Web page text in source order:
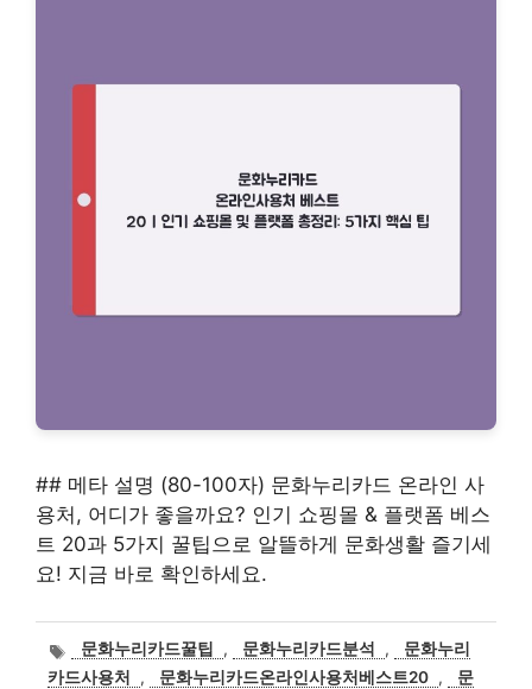
## 메타 설명 (80-100자) 문화누리카드 온라인 사
용처, 어디가 좋을까요? 인기 쇼핑몰 & 플랫폼 베스
트 20과 5가지 꿀팁으로 알뜰하게 문화생활 즐기세
요! 지금 바로 확인하세요.
태
그
문화누리카드꿀팁 , 문화누리카드분석 ,
문화누리
카드사용처
, 문화누리카드온라인사용처베스트20 ,
문